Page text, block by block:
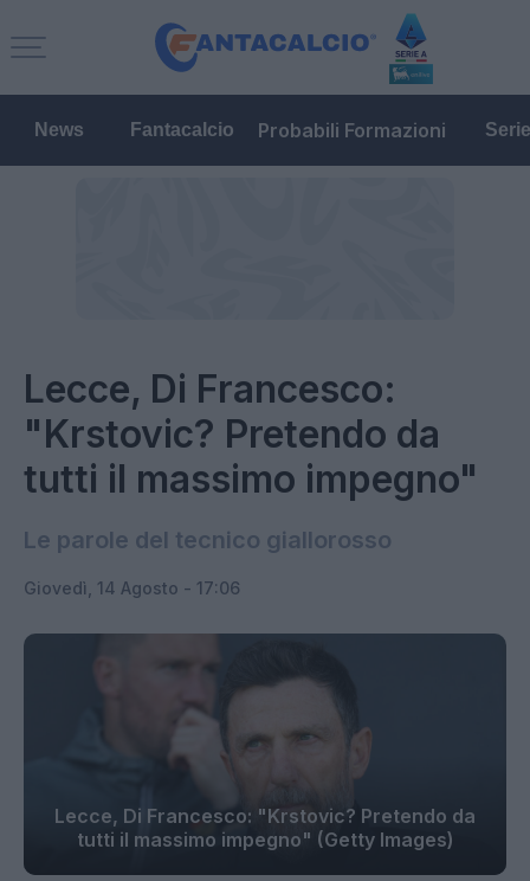
News Fantacalcio Probabili Formazioni
Lecce, Di Francesco:
"Krstovic? Pretendo da
tutti il massimo impegno"
Le parole del tecnico giallorosso
Giovedì, 14 Agosto - 17:06
Lecce, Di Francesco: "Krstovic? Pretendo da
tutti il massimo impegno" (Getty Images)